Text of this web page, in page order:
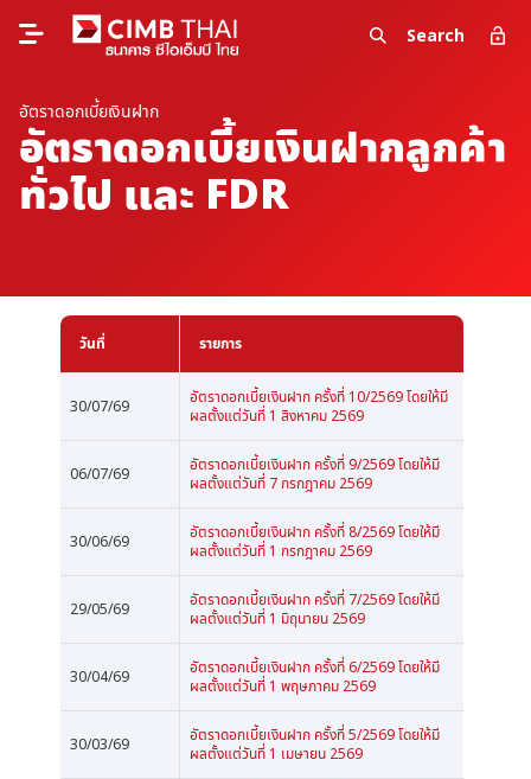
Search
อัตราดอกเบี้ยเงินฝาก
อัตราดอกเบี้ยเงินฝากลูกค้า
ทั่วไป และ FDR
วันที่ รายการ
30/07/69
อัตราดอกเบี้ยเงินฝาก ครั้งที่ 10/2569 โดยให้มี
ผลตั้งแต่วันที่ 1 สิงหาคม 2569
06/07/69
อัตราดอกเบี้ยเงินฝาก ครั้งที่ 9/2569 โดยให้มี
ผลตั้งแต่วันที่ 7 กรกฎาคม 2569
30/06/69
อัตราดอกเบี้ยเงินฝาก ครั้งที่ 8/2569 โดยให้มี
ผลตั้งแต่วันที่ 1 กรกฎาคม 2569
29/05/69
อัตราดอกเบี้ยเงินฝาก ครั้งที่ 7/2569 โดยให้มี
ผลตั้งแต่วันที่ 1 มิถุนายน 2569
30/04/69
อัตราดอกเบี้ยเงินฝาก ครั้งที่ 6/2569 โดยให้มี
ผลตั้งแต่วันที่ 1 พฤษภาคม 2569
30/03/69
อัตราดอกเบี้ยเงินฝาก ครั้งที่ 5/2569 โดยให้มี
ผลตั้งแต่วันที่ 1 เมษายน 2569